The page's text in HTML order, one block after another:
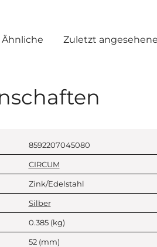
Ähnliche Zuletzt
8592207045080
CIRCUM
Zink/Edelstahl
Silber
0.385 (kg)
52 (mm)